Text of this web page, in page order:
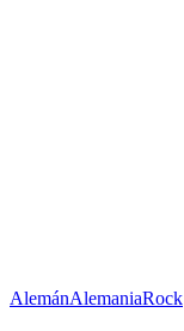
AlemánAlemaniaRock